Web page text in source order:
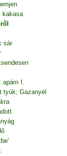
kakasa
sár
apám I.
tyúk; Gazanyél